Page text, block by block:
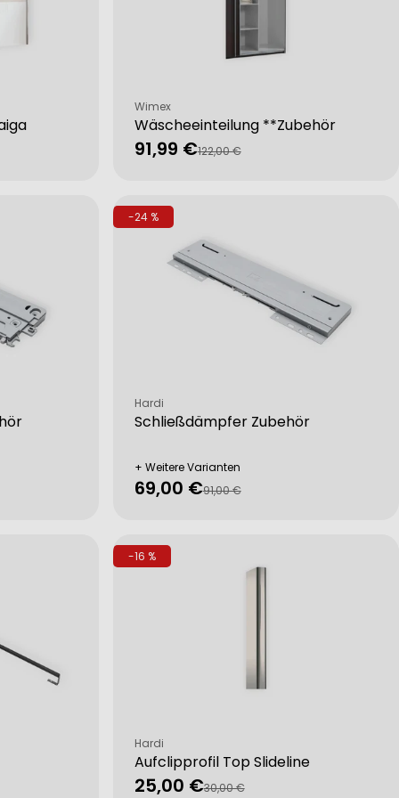
Wäscheeinteilung **Zubehör
Verkäufer:
Wimex
Verkaufspreis
91,99 €
Regulärer
122,00 €
-24 %
Schließdämpfer Zubehör
Verkäufer:
Hardi
+ Weitere Varianten
Verkaufspreis
69,00 €
Regulärer91,00 €
-16 %
Aufclipprofil Top Slideline
Verkäufer:
Hardi
Verkaufspreis
25,00 €
Regulärer30,00 €